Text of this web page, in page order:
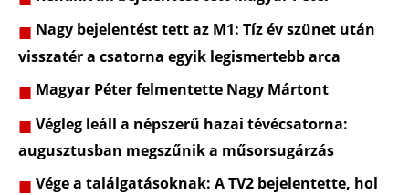
Nagy bejelentést tett az M1: Tíz év szünet után
visszatér a csatorna egyik legismertebb arca
Magyar Péter felmentette Nagy Mártont
Végleg leáll a népszerű hazai tévécsatorna:
augusztusban megszűnik a műsorsugárzás
Vége a találgatásoknak: A TV2 bejelentette, hol